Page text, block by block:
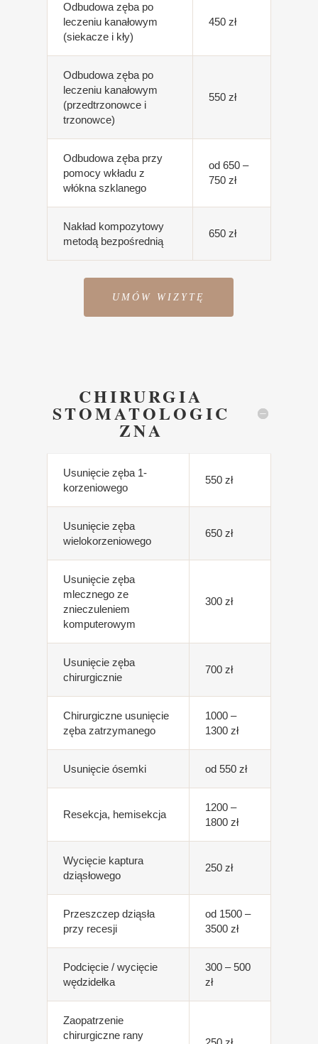
Odbudowa zęba po
leczeniu kanałowym
(siekacze i kły)
450 zł
Odbudowa zęba po
leczeniu kanałowym
(przedtrzonowce i
trzonowce)
550 zł
Odbudowa zęba przy
pomocy wkładu z
włókna szklanego
od 650 –
750 zł
Nakład kompozytowy
metodą bezpośrednią
650 zł
UMÓW WIZYTĘ
CHIRURGIA
STOMATOLOGIC
ZNA
Usunięcie zęba 1-
korzeniowego
550 zł
Usunięcie zęba
wielokorzeniowego
650 zł
Usunięcie zęba
mlecznego ze
znieczuleniem
komputerowym
300 zł
Usunięcie zęba
chirurgicznie
700 zł
Chirurgiczne usunięcie
zęba zatrzymanego
1000 –
1300 zł
Usunięcie ósemki od 550 zł
Resekcja, hemisekcja
1200 –
1800 zł
Wycięcie kaptura
dziąsłowego
250 zł
Przeszczep dziąsła
przy recesji
od 1500 –
3500 zł
Podcięcie / wycięcie
wędzidełka
300 – 500
zł
Zaopatrzenie
chirurgiczne rany